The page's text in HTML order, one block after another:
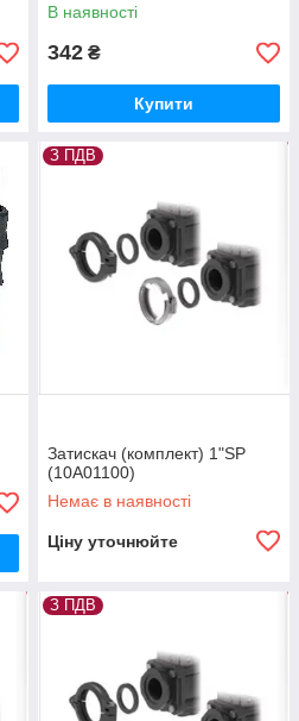
В наявності
342 ₴
Купити
З ПДВ
Затискач (комплект) 1"SP
(10A01100)
Немає в наявності
Ціну уточнюйте
З ПДВ